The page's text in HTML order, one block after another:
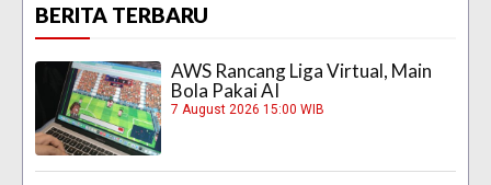
BERITA TERBARU
AWS Rancang Liga Virtual, Main
Bola Pakai AI
7 August 2026 15:00 WIB